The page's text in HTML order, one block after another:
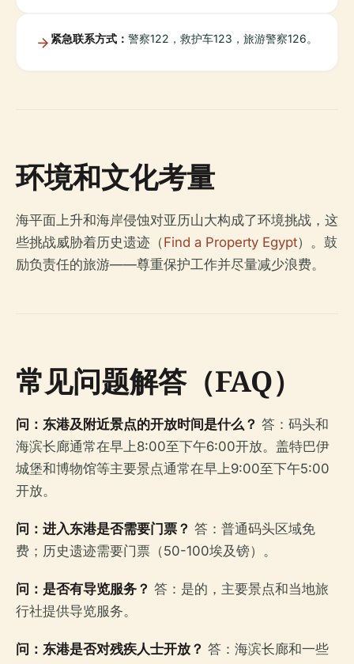
紧急联系方式： 警察122，救护车123，旅游警察126。
环境和文化考量
海平面上升和海岸侵蚀对亚历山大构成了环境挑战，这
些挑战威胁着历史遗迹（Find a Property Egypt）。鼓
励负责任的旅游——尊重保护工作并尽量减少浪费。
常见问题解答（FAQ）
问：东港及附近景点的开放时间是什么？ 答：码头和
海滨长廊通常在早上8:00至下午6:00开放。盖特巴伊
城堡和博物馆等主要景点通常在早上9:00至下午5:00
开放。
问：进入东港是否需要门票？ 答：普通码头区域免
费；历史遗迹需要门票（50-100埃及镑）。
问：是否有导览服务？ 答：是的，主要景点和当地旅
行社提供导览服务。
问：东港是否对残疾人士开放？ 答：海滨长廊和一些